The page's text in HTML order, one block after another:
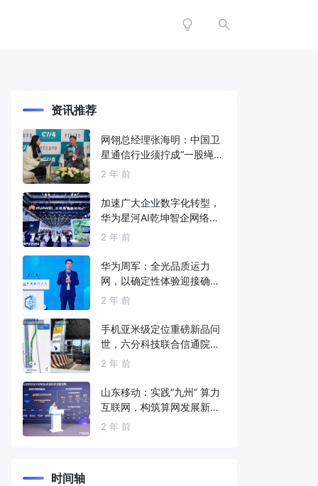
资讯推荐
网翎总经理张海明：中国卫
星通信行业须拧成“一股绳”
共同打造垂直产业链
2 年 前
加速广大企业数字化转型，
华为星河AI乾坤智企网络解
决方案亮相2024中国国际信
2 年 前
华为周军：全光品质运力
网，以确定性体验迎接确定
性的智能时代
2 年 前
手机亚米级定位重磅新品问
世，六分科技联合信通院发
布免费服务
2 年 前
山东移动：实践“九州” 算力
互联网，构筑算网发展新底
座
2 年 前
时间轴